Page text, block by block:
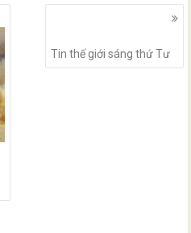
Tin thế giới sáng thứ Tư